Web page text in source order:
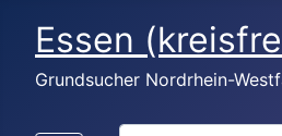
Essen
Grundsucher Nordrhein-